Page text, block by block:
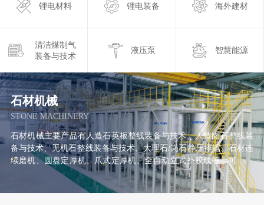
锂电材料 锂电装备 海外建材
清洁煤制气
装备与技术
液压泵 智慧能源
石材机械
STONE MACHINERY
石材机械主要产品有人造石英板整线装备与技术、人造岗石整线装
备与技术、无机石整线装备与技术、大理石/岗石静压排锯、石材连
续磨机、圆盘定厚机、爪式定厚机、全自动立式补胶线等，可满足
各类石材产品的深加工需求。产品销往全国各地，并远销到美国、
巴西、印度、越南、土耳其、摩洛哥、墨西哥、巴勒斯坦、俄罗